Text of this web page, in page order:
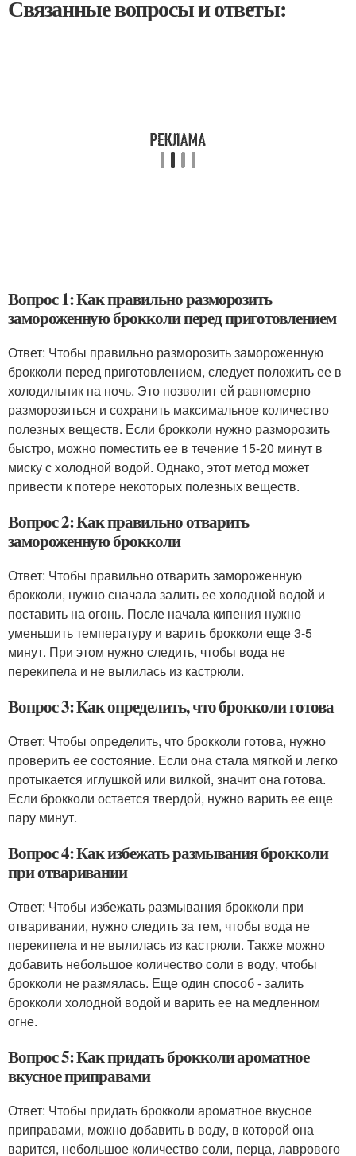
Связанные вопросы и ответы:
Вопрос 1: Как правильно разморозить
замороженную брокколи перед приготовлением
Ответ: Чтобы правильно разморозить замороженную
брокколи перед приготовлением, следует положить ее в
холодильник на ночь. Это позволит ей равномерно
разморозиться и сохранить максимальное количество
полезных веществ. Если брокколи нужно разморозить
быстро, можно поместить ее в течение 15-20 минут в
миску с холодной водой. Однако, этот метод может
привести к потере некоторых полезных веществ.
Вопрос 2: Как правильно отварить
замороженную брокколи
Ответ: Чтобы правильно отварить замороженную
брокколи, нужно сначала залить ее холодной водой и
поставить на огонь. После начала кипения нужно
уменьшить температуру и варить брокколи еще 3-5
минут. При этом нужно следить, чтобы вода не
перекипела и не вылилась из кастрюли.
Вопрос 3: Как определить, что брокколи готова
Ответ: Чтобы определить, что брокколи готова, нужно
проверить ее состояние. Если она стала мягкой и легко
протыкается иглушкой или вилкой, значит она готова.
Если брокколи остается твердой, нужно варить ее еще
пару минут.
Вопрос 4: Как избежать размывания брокколи
при отваривании
Ответ: Чтобы избежать размывания брокколи при
отваривании, нужно следить за тем, чтобы вода не
перекипела и не вылилась из кастрюли. Также можно
добавить небольшое количество соли в воду, чтобы
брокколи не размялась. Еще один способ - залить
брокколи холодной водой и варить ее на медленном
огне.
Вопрос 5: Как придать брокколи ароматное
вкусное приправами
Ответ: Чтобы придать брокколи ароматное вкусное
приправами, можно добавить в воду, в которой она
варится, небольшое количество соли, перца, лаврового